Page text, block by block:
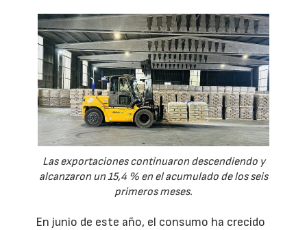
Las exportaciones continuaron descendiendo y
alcanzaron un 15,4 % en el acumulado de los seis
primeros meses.
En junio de este año, el consumo ha crecido